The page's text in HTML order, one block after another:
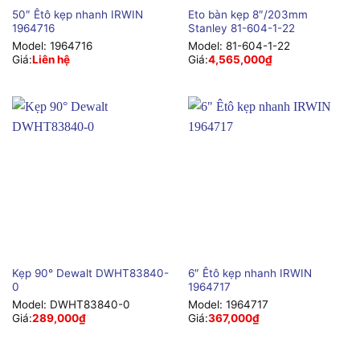
50″ Êtô kẹp nhanh IRWIN
1964716
Model: 1964716
Giá:Liên hệ
Eto bàn kẹp 8″/203mm
Stanley 81-604-1-22
Model: 81-604-1-22
Giá:4,565,000₫
Kẹp 90° Dewalt DWHT83840-
0
Model: DWHT83840-0
Giá:289,000₫
6″ Êtô kẹp nhanh IRWIN
1964717
Model: 1964717
Giá:367,000₫